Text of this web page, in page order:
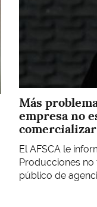
Más
empresa no
El AFSCA le
Producciones no
público de